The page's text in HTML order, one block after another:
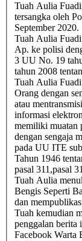
Tuah Aulia
tersangka oleh Polres
September 2020.
Tuah Aulia
Ap. ke polisi
3 UU No. 19
tahun 2008
Tuah Aulia
Orang dengan
atau
informasi
memiliki muatan
dengan sengaja
pada UU ITE
Tahun 1946
pasal 311,pasal
Tuah Aulia
Bengis Seperti
dan
Tuah kemudian menggugah tautan artikel tersebut, beserta
penggalan berita
Facebook Warta